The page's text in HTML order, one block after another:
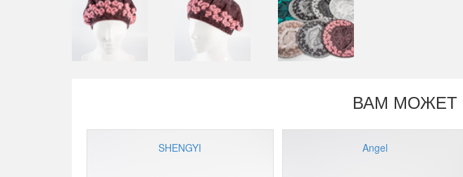
ВАМ МОЖЕТ
SHENGYI Angel